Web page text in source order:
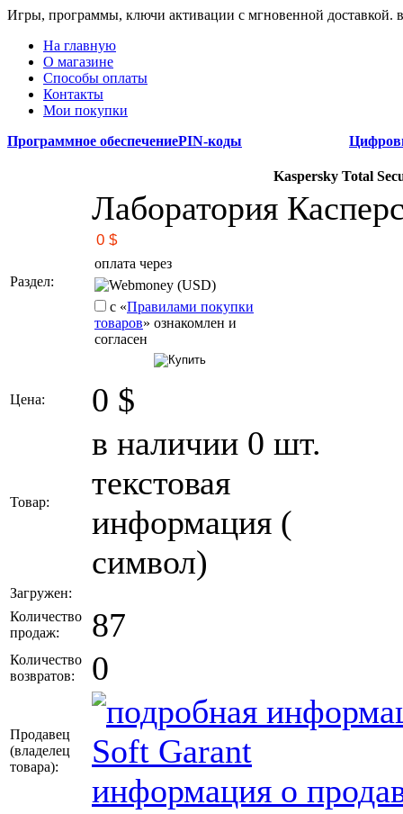
Игры, программы, ключи активации с мгновенной доставкой.
На главную
О магазине
Способы оплаты
Контакты
Мои покупки
Программное обеспечениеPIN-коды
Kaspersky Total
Раздел:
Лаборатория
оплата через
Webmoney (USD)
с «Правилами покупки
товаров» ознакомлен и
согласен
Цена: 0 $
Товар:
в наличии 0 шт.
текстовая
информация (
символ)
Загружен:
Количество
продаж:
87
Количество
возвратов:
0
Продавец
(владелец
товара):
Soft Garant
информация о